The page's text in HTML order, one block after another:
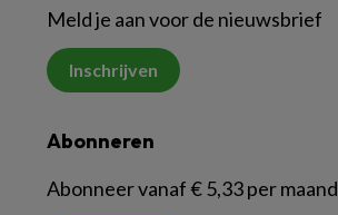
Meld je aan voor de nieuwsbrief
Inschrijven
Abonneren
Abonneer vanaf € 5,33 per maand